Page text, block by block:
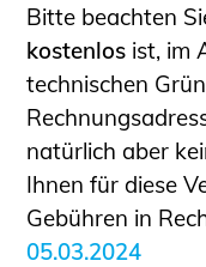
Bitte beachten
kostenlos ist, im
technischen
natürlich aber
Ihnen für diese
Gebühren in
05.03.2024